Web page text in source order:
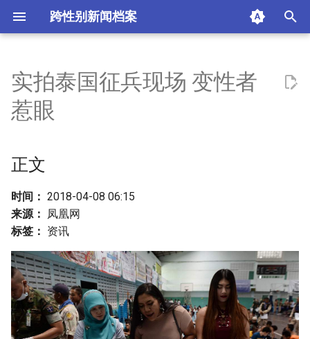
跨性别新闻档案
p
e
o
s
t
r
t
s
正文
附加信息 [Processed Page
实拍泰国征兵现场 变性者
惹眼
正文
时间： 2018-04-08 06:15
来源： 凤凰网
标签： 资讯